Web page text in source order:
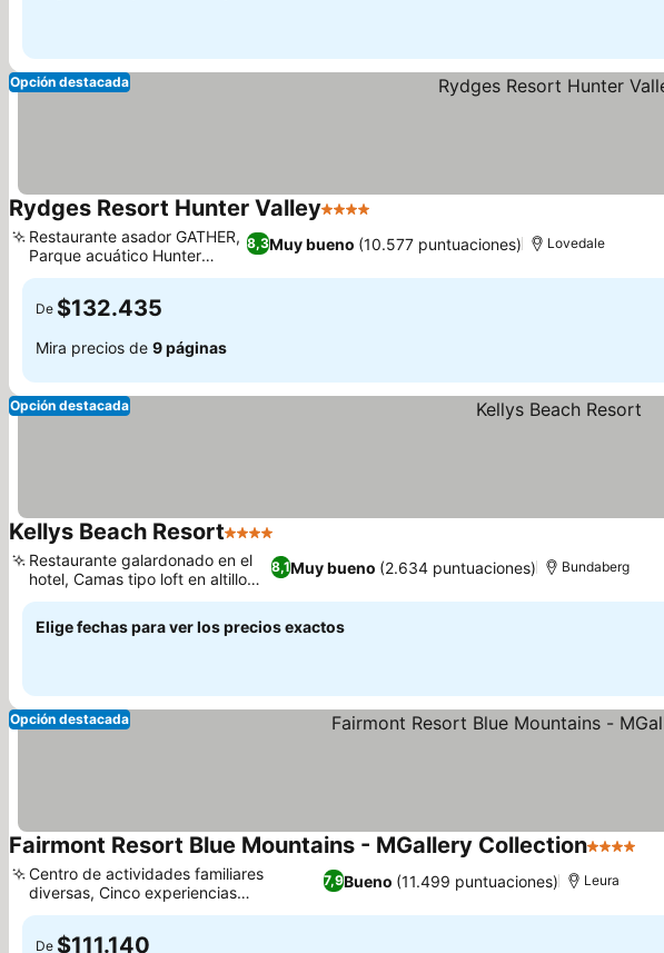
Opción destacada
Rydges Resort Hunter Valley4 Estrellas
8,3Muy bueno (10.577 puntuaciones)
Restaurante asador GATHER,
Parque acuático Hunter
Valley
Lovedale
De $132.435
Mira precios de 9 páginas
Opción destacada
Kellys Beach Resort4 Estrellas
8,1Muy bueno (2.634 puntuaciones)
Restaurante galardonado en el
hotel, Camas tipo loft en altillo
únicas
Bundaberg
Elige fechas para ver los precios exactos
Opción destacada
Fairmont Resort Blue Mountains - MGallery Collection4 Estrellas
7,9Bueno (11.499 puntuaciones)
Centro de actividades familiares
diversas, Cinco experiencias
gastronómicas distintas
Leura
De $111.140